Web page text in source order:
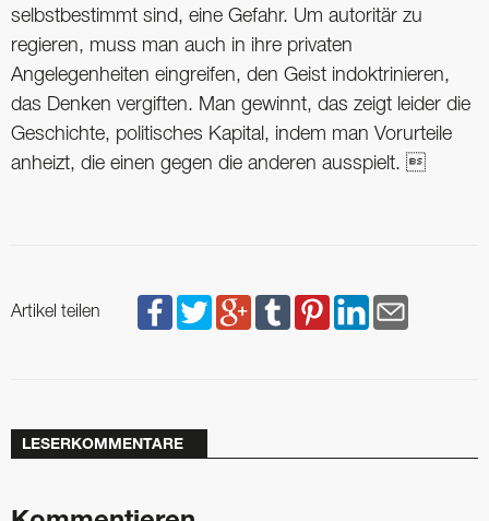
selbstbestimmt sind, eine Gefahr. Um autoritär zu
regieren, muss man auch in ihre privaten
Angelegenheiten eingreifen, den Geist indoktrinieren,
das Denken vergiften. Man gewinnt, das zeigt leider die
Geschichte, politisches Kapital, indem man Vorurteile
anheizt, die einen gegen die anderen ausspielt. 
Artikel teilen
LESERKOMMENTARE